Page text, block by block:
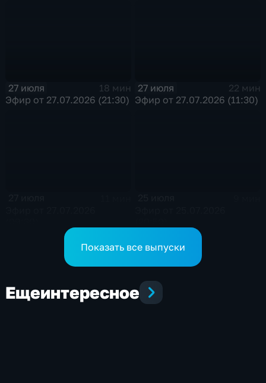
27 июля
18 мин
Эфир от 27.07.2026 (21:30)
27 июля
22 мин
Эфир от 27.07.2026 (11:30)
Показать все выпуски
Ещеинтересное